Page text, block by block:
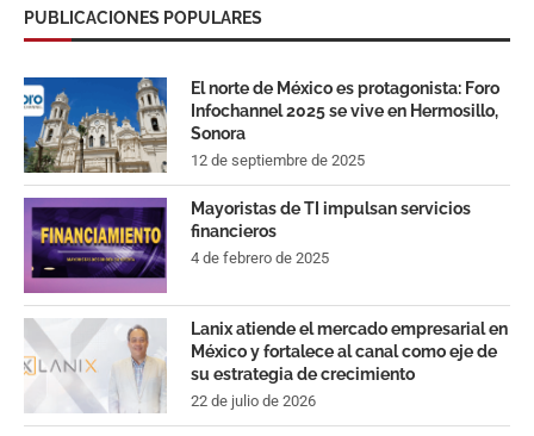
PUBLICACIONES POPULARES
El norte de México es protagonista: Foro
Infochannel 2025 se vive en Hermosillo,
Sonora
12 de septiembre de 2025
Mayoristas de TI impulsan servicios
financieros
4 de febrero de 2025
Lanix atiende el mercado empresarial en
México y fortalece al canal como eje de
su estrategia de crecimiento
22 de julio de 2026